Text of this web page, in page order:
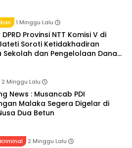
1 Minggu Lalu
Provinsi NTT Komisi V di
Soroti Ketidakhadiran
Sekolah dan Pengelolaan Dana
2 Minggu Lalu
News : Musancab PDI
Malaka Segera Digelar di
Dua Betun
2 Minggu Lalu